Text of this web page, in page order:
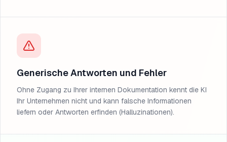
Generische Antworten und Fehler
Ohne Zugang zu Ihrer internen Dokumentation kennt die KI
Ihr Unternehmen nicht und kann falsche Informationen
liefern oder Antworten erfinden (Halluzinationen).